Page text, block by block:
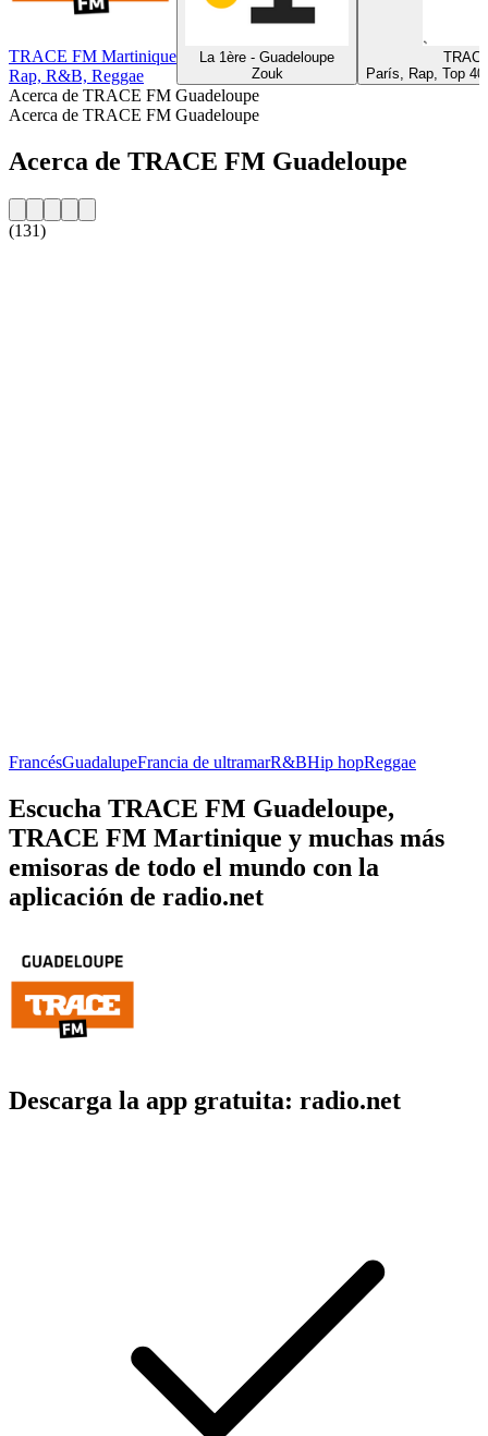
TRACE FM Martinique
Rap, R&B, Reggae
La 1ère - Guadeloupe
Zouk
París, Rap, Top
Acerca de TRACE FM Guadeloupe
Acerca de TRACE FM Guadeloupe
Acerca de TRACE FM Guadeloupe
(131)
FrancésGuadalupeFrancia de ultramarR&BHip hopReggae
Escucha TRACE FM Guadeloupe,
TRACE FM Martinique y muchas más
emisoras de todo el mundo con la
aplicación de radio.net
Descarga la app gratuita: radio.net